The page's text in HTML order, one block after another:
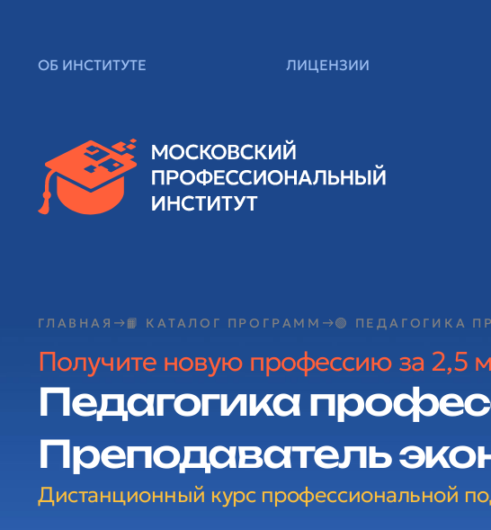
ОБ ИНСТИТУТЕ ЛИЦЕНЗИИ
ГЛАВНАЯ 📙 КАТАЛОГ ПРОГРАММ 🟢 ПЕДАГОГИКА
Получите новую профессию за 2,5
Педагогика
Преподаватель
Дистанционный курс профессиональной